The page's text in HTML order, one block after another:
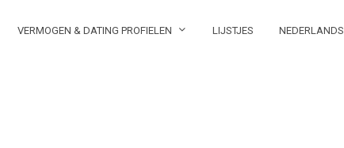
VERMOGEN & DATING PROFIELEN LIJSTJES NEDERLANDS